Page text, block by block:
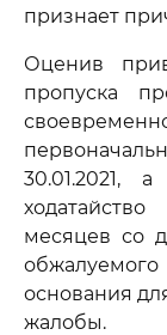
признает
Оценив
пропуска
30.01.2021,
месяцев со
обжалуемого
основания
жалобы.